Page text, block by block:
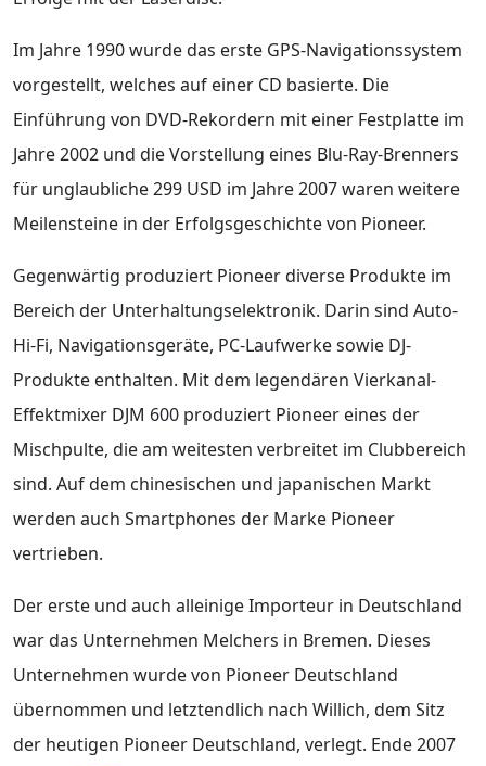
Im Jahre 1990 wurde das erste GPS-Navigationssystem
vorgestellt, welches auf einer CD basierte. Die
Einführung von DVD-Rekordern mit einer Festplatte im
Jahre 2002 und die Vorstellung eines Blu-Ray-Brenners
für unglaubliche 299 USD im Jahre 2007 waren weitere
Meilensteine in der Erfolgsgeschichte von Pioneer.
Gegenwärtig produziert Pioneer diverse Produkte im
Bereich der Unterhaltungselektronik. Darin sind Auto-
Hi-Fi, Navigationsgeräte, PC-Laufwerke sowie DJ-
Produkte enthalten. Mit dem legendären Vierkanal-
Effektmixer DJM 600 produziert Pioneer eines der
Mischpulte, die am weitesten verbreitet im Clubbereich
sind. Auf dem chinesischen und japanischen Markt
werden auch Smartphones der Marke Pioneer
vertrieben.
Der erste und auch alleinige Importeur in Deutschland
war das Unternehmen Melchers in Bremen. Dieses
Unternehmen wurde von Pioneer Deutschland
übernommen und letztendlich nach Willich, dem Sitz
der heutigen Pioneer Deutschland, verlegt. Ende 2007